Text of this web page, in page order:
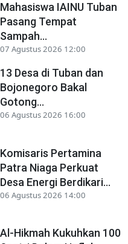
Mahasiswa IAINU Tuban
Pasang Tempat
Sampah...
07 Agustus 2026 12:00
13 Desa di Tuban dan
Bojonegoro Bakal
Gotong...
06 Agustus 2026 16:00
Komisaris Pertamina
Patra Niaga Perkuat
Desa Energi Berdikari...
06 Agustus 2026 14:00
Al-Hikmah Kukuhkan 100